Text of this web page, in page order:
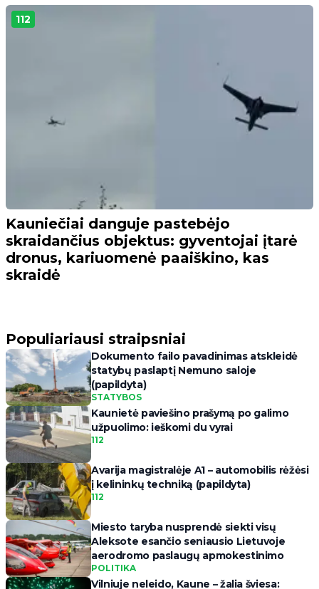
112
Kauniečiai danguje pastebėjo
skraidančius objektus: gyventojai įtarė
dronus, kariuomenė paaiškino, kas
skraidė
Populiariausi straipsniai
Dokumento failo pavadinimas atskleidė
statybų paslaptį Nemuno saloje
(papildyta)
STATYBOS
Kaunietė paviešino prašymą po galimo
užpuolimo: ieškomi du vyrai
112
Avarija magistralėje A1 – automobilis rėžėsi
į kelininkų techniką (papildyta)
112
Miesto taryba nusprendė siekti visų
Aleksote esančio seniausio Lietuvoje
aerodromo paslaugų apmokestinimo
POLITIKA
Vilniuje neleido, Kaune – žalia šviesa: